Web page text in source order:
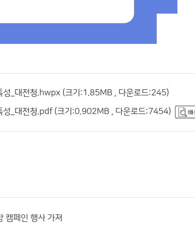
_대전청.hwpx (크기:1.85MB , 다운로드:245)
_대전청.pdf (크기:0.902MB , 다운로드:7454)
캠페인 행사 가져